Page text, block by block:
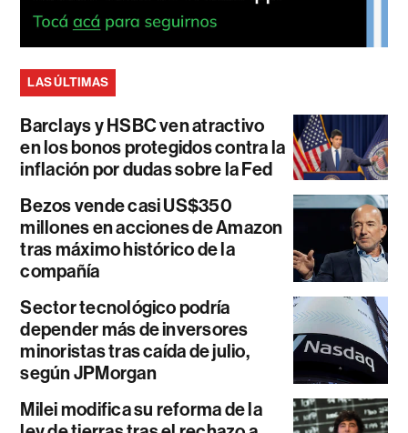
LAS ÚLTIMAS
Barclays y HSBC ven atractivo
en los bonos protegidos contra la
inflación por dudas sobre la Fed
Bezos vende casi US$350
millones en acciones de Amazon
tras máximo histórico de la
compañía
Sector tecnológico podría
depender más de inversores
minoristas tras caída de julio,
según JPMorgan
Milei modifica su reforma de la